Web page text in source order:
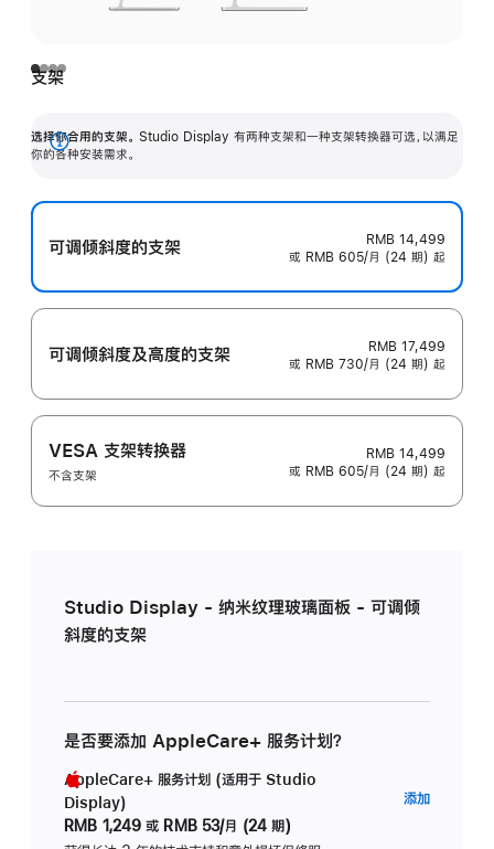
支架
选择你合用的支架。 Studio Display 有两种支架和一种支架转换器可选，以满足
你的各种安装需求。
展
可调倾斜度的支架
RMB 14,499
或 RMB 605/月 (24 期) 起
可调倾斜度及高‍度的支‍架
RMB 17,499
或 RMB 730/月 (24 期) 起
VESA 支架转换器
不含支架
RMB 14,499
或 RMB 605/月 (24 期) 起
Studio Display - 纳米纹理玻璃面板 - 可调倾
斜度的支架
是否要添加 AppleCare+ 服务计划？
AppleCare+ 服务计划 (适用于 Studio
Display)
RMB 1,249 或 RMB 53/月 (24 期)
添加